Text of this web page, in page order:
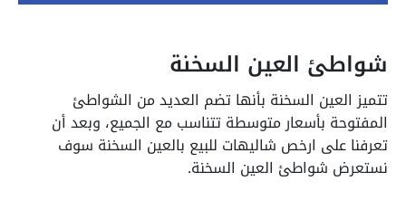
شواطئ العين السخنة
تتميز العين السخنة بأنها تضم العديد من الشواطئ
المفتوحة بأسعار متوسطة تتناسب مع الجميع، وبعد أن
تعرفنا على ارخص شاليهات للبيع بالعين السخنة سوف
نستعرض شواطئ العين السخنة.